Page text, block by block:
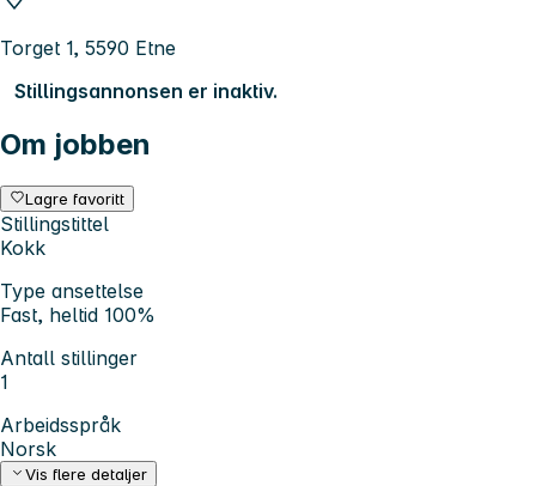
Torget 1, 5590 Etne
Stillingsannonsen er inaktiv.
Om jobben
Lagre favoritt
Stillingstittel
Kokk
Type ansettelse
Fast, heltid 100%
Antall stillinger
1
Arbeidsspråk
Norsk
Vis flere detaljer